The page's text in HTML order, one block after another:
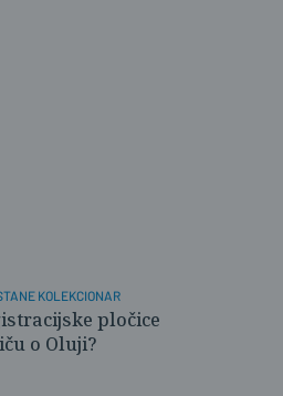
KOLEKCIONAR
pločice
o Oluji?